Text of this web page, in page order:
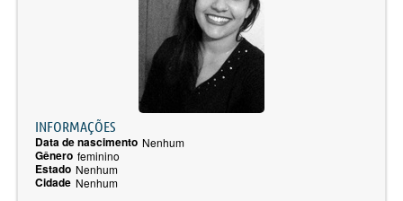
INFORMAÇÕES
Data de nascimento Nenhum
Gênero feminino
Estado Nenhum
Cidade Nenhum